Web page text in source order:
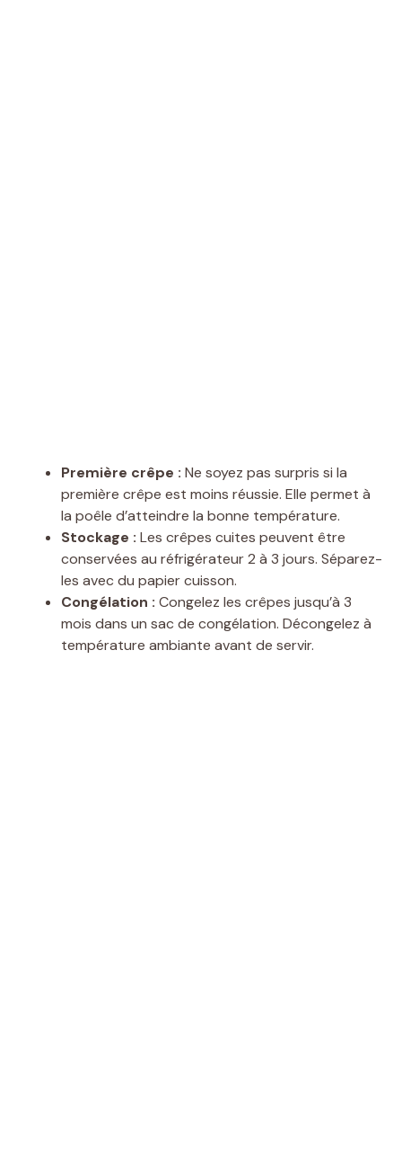
Première crêpe : Ne soyez pas surpris si la
première crêpe est moins réussie. Elle permet à
la poêle d’atteindre la bonne température.
Stockage : Les crêpes cuites peuvent être
conservées au réfrigérateur 2 à 3 jours. Séparez-
les avec du papier cuisson.
Congélation : Congelez les crêpes jusqu’à 3
mois dans un sac de congélation. Décongelez à
température ambiante avant de servir.